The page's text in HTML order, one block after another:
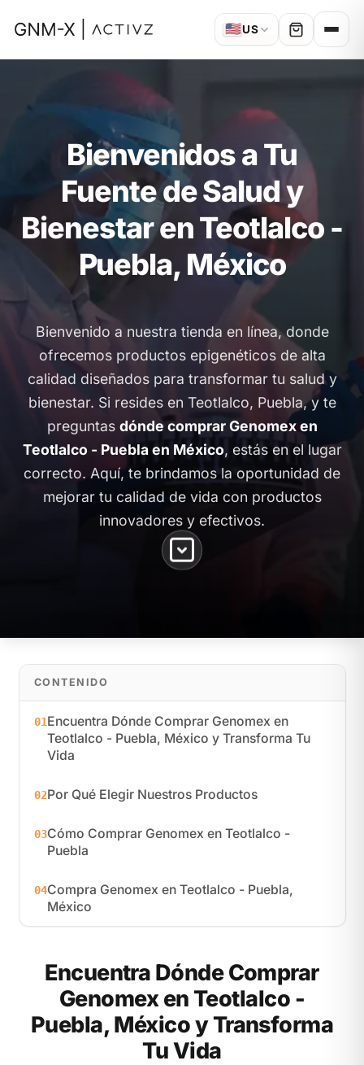
🇺🇸US
Bienvenidos a Tu
Fuente de Salud y
Bienestar en Teotlalco -
Puebla, México
Bienvenido a nuestra tienda en línea, donde
ofrecemos productos epigenéticos de alta
calidad diseñados para transformar tu salud y
bienestar. Si resides en Teotlalco, Puebla, y te
preguntas dónde comprar Genomex en
Teotlalco - Puebla en México, estás en el lugar
correcto. Aquí, te brindamos la oportunidad de
mejorar tu calidad de vida con productos
innovadores y efectivos.
CONTENIDO
01Encuentra Dónde Comprar Genomex en
Teotlalco - Puebla, México y Transforma Tu
Vida
02Por Qué Elegir Nuestros Productos
03Cómo Comprar Genomex en Teotlalco -
Puebla
04Compra Genomex en Teotlalco - Puebla,
México
Encuentra Dónde Comprar
Genomex en Teotlalco -
Puebla, México y Transforma
Tu Vida